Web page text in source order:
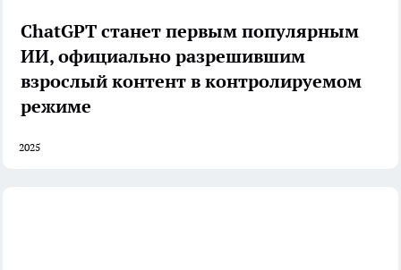
ChatGPT станет первым популярным
ИИ, официально разрешившим
взрослый контент в контролируемом
режиме
2025